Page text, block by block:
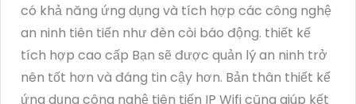
có khả năng ứng dụng và tích hợp các công nghệ
an ninh tiên tiến như đèn còi báo động. thiết kế
tích hợp cao cấp Bạn sẽ được quản lý an ninh trở
nên tốt hơn và đáng tin cậy hơn. Bản thân thiết kế
ứng dụng công nghệ tiên tiến IP Wifi cũng giúp kết